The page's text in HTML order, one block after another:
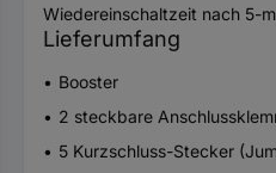
Wiedereinschaltzeit nach 5-
Lieferumfang
Booster
2 steckbare
5 Kurzschluss-Stecker